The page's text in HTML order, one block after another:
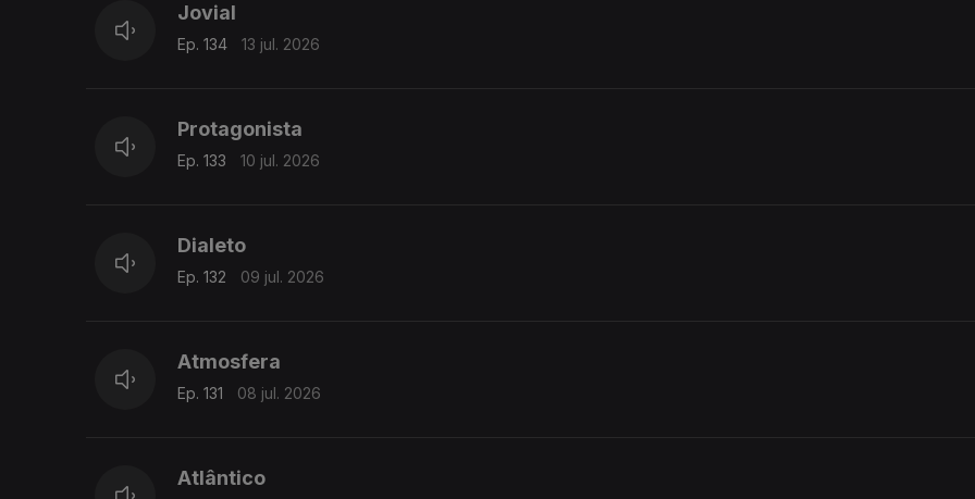
Jovial
Ep. 134 13 jul. 2026
Protagonista
Ep. 133 10 jul. 2026
Dialeto
Ep. 132 09 jul. 2026
Atmosfera
Ep. 131 08 jul. 2026
Atlântico